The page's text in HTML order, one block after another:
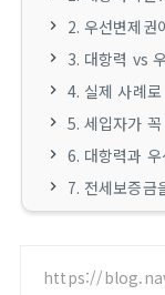
2. 우선변제권
3. 대항력 vs
4. 실제 사례
5. 세입자가
6. 대항력과
7. 전세보증금
https://